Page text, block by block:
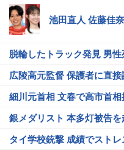
池田直人 佐藤佳
脱輪したトラック発見 男
広陵高元監督 保護者に直
細川元首相 文春で高市首
銀メダリスト 本多灯被告
タイ学校銃撃 成績でスト